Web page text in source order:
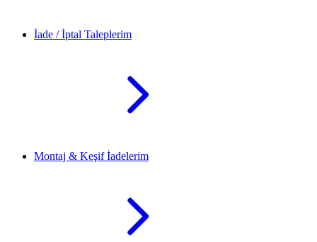
İade / İptal Taleplerim
Montaj & Keşif İadelerim